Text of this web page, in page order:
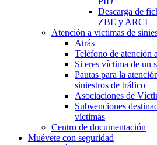
Descarga de
ZBE y ARCI
Atención a víctimas de
Atrás
Teléfono de atención
Si eres víctima de un
Pautas para la
siniestros de tráfico
Asociaciones de
Subvenciones
víctimas
Centro de documentación
Muévete con seguridad